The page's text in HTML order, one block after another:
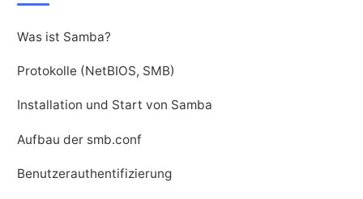
Was ist Samba?
Protokolle (NetBIOS, SMB)
Installation und Start von Samba
Aufbau der smb.conf
Benutzerauthentifizierung